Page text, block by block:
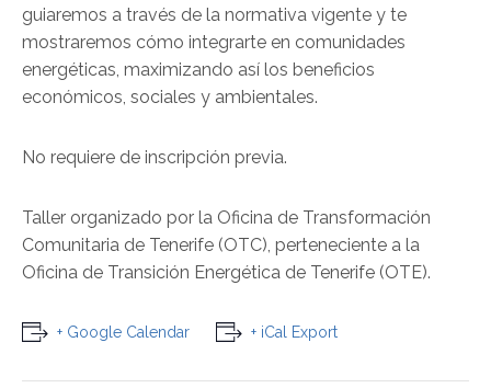
guiaremos a través de la normativa vigente y te
mostraremos cómo integrarte en comunidades
energéticas, maximizando así los beneficios
económicos, sociales y ambientales.
No requiere de inscripción previa.
Taller organizado por la Oficina de Transformación
Comunitaria de Tenerife (OTC), perteneciente a la
Oficina de Transición Energética de Tenerife (OTE).
+ Google Calendar + iCal Export